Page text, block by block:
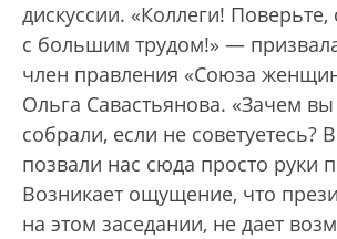
дискуссии. «Коллеги! Поверьте,
с большим трудом!» —
член правления «Союза
Ольга Савастьянова. «Зачем вы
собрали, если не советуетесь?
позвали нас сюда просто руки
Возникает ощущение, что
на этом заседании, не дает